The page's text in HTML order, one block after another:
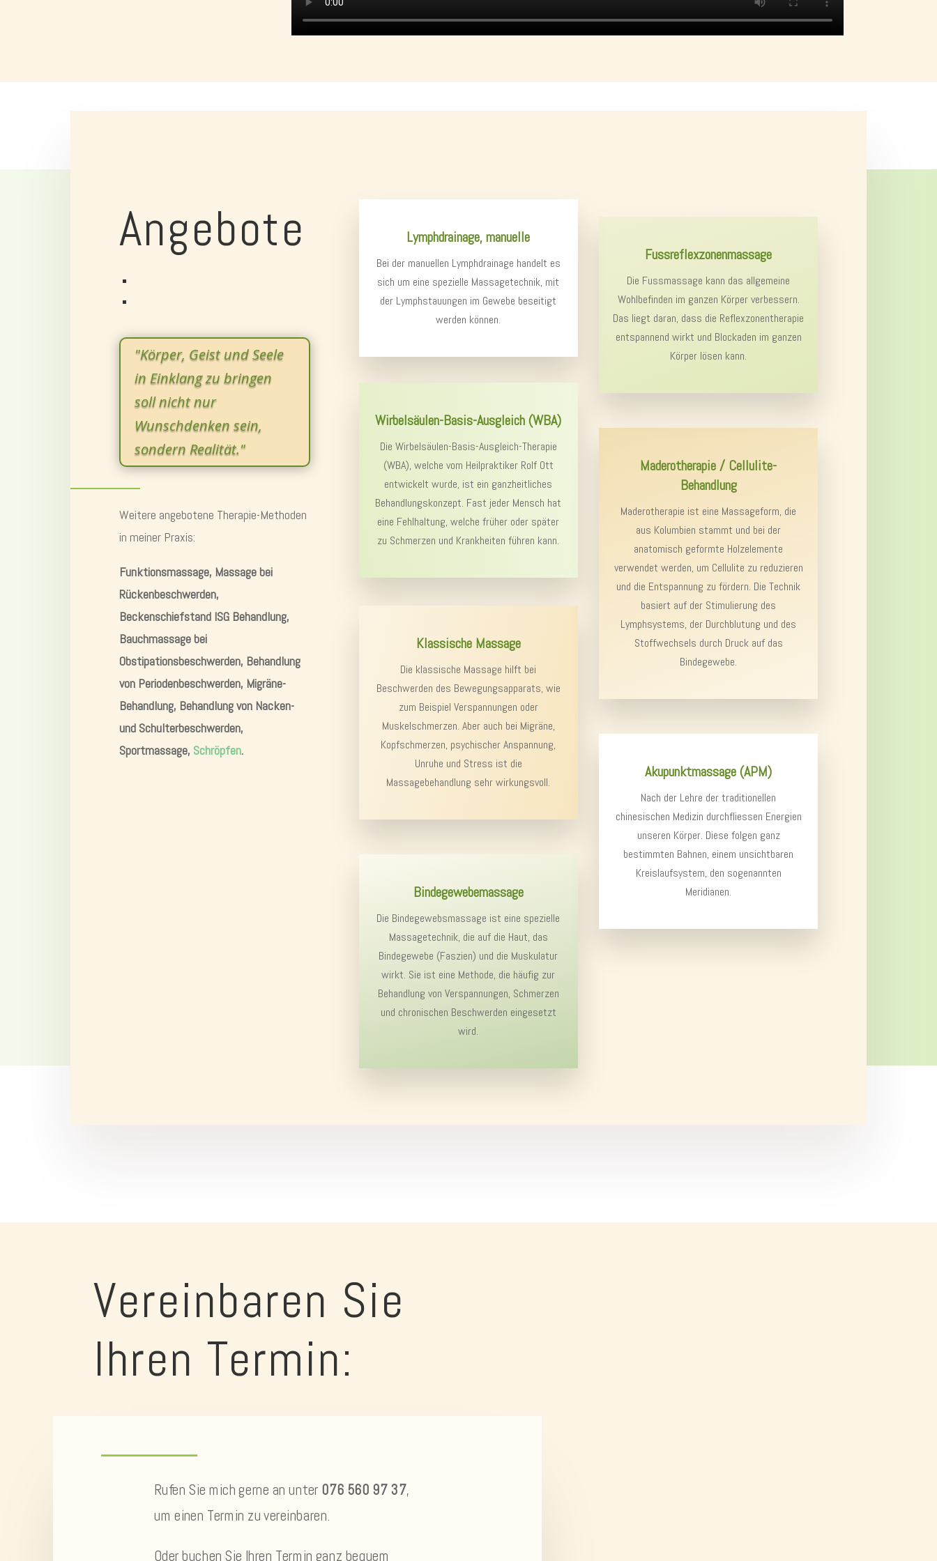
Angebote
:
"Körper, Geist und Seele
in Einklang zu bringen
soll nicht nur
Wunschdenken sein,
sondern Realität."
Weitere angebotene Therapie-Methoden
in meiner Praxis:
Funktionsmassage, Massage bei
Rückenbeschwerden,
Beckenschiefstand ISG Behandlung,
Bauchmassage bei
Obstipationsbeschwerden, Behandlung
von Periodenbeschwerden, Migräne-
Behandlung, Behandlung von Nacken-
und Schulterbeschwerden,
Sportmassage, Schröpfen.
Lymphdrainage, manuelle
Bei der manuellen Lymphdrainage handelt es
sich um eine spezielle Massagetechnik, mit
der Lymphstauungen im Gewebe beseitigt
werden können.
Wirbelsäulen-Basis-Ausgleich (WBA)
Die Wirbelsäulen-Basis-Ausgleich-Therapie
(WBA), welche vom Heilpraktiker Rolf Ott
entwickelt wurde, ist ein ganzheitliches
Behandlungskonzept. Fast jeder Mensch hat
eine Fehlhaltung, welche früher oder später
zu Schmerzen und Krankheiten führen kann.
Klassische Massage
Die klassische Massage hilft bei
Beschwerden des Bewegungsapparats, wie
zum Beispiel Verspannungen oder
Muskelschmerzen. Aber auch bei Migräne,
Kopfschmerzen, psychischer Anspannung,
Unruhe und Stress ist die
Massagebehandlung sehr wirkungsvoll.
Bindegewebemassage
Die Bindegewebsmassage ist eine spezielle
Massagetechnik, die auf die Haut, das
Bindegewebe (Faszien) und die Muskulatur
wirkt. Sie ist eine Methode, die häufig zur
Behandlung von Verspannungen, Schmerzen
und chronischen Beschwerden eingesetzt
wird.
Fussreflexzonenmassage
Die Fussmassage kann das allgemeine
Wohlbefinden im ganzen Körper verbessern.
Das liegt daran, dass die Reflexzonentherapie
entspannend wirkt und Blockaden im ganzen
Körper lösen kann.
Maderotherapie / Cellulite-
Behandlung
Maderotherapie ist eine Massageform, die
aus Kolumbien stammt und bei der
anatomisch geformte Holzelemente
verwendet werden, um Cellulite zu reduzieren
und die Entspannung zu fördern. Die Technik
basiert auf der Stimulierung des
Lymphsystems, der Durchblutung und des
Stoffwechsels durch Druck auf das
Bindegewebe.
Akupunktmassage (APM)
Nach der Lehre der traditionellen
chinesischen Medizin durchfliessen Energien
unseren Körper. Diese folgen ganz
bestimmten Bahnen, einem unsichtbaren
Kreislaufsystem, den sogenannten
Meridianen.
Vereinbaren Sie
Ihren Termin:
Rufen Sie mich gerne an unter 076 560 97 37,
um einen Termin zu vereinbaren.
Oder buchen Sie Ihren Termin ganz bequem